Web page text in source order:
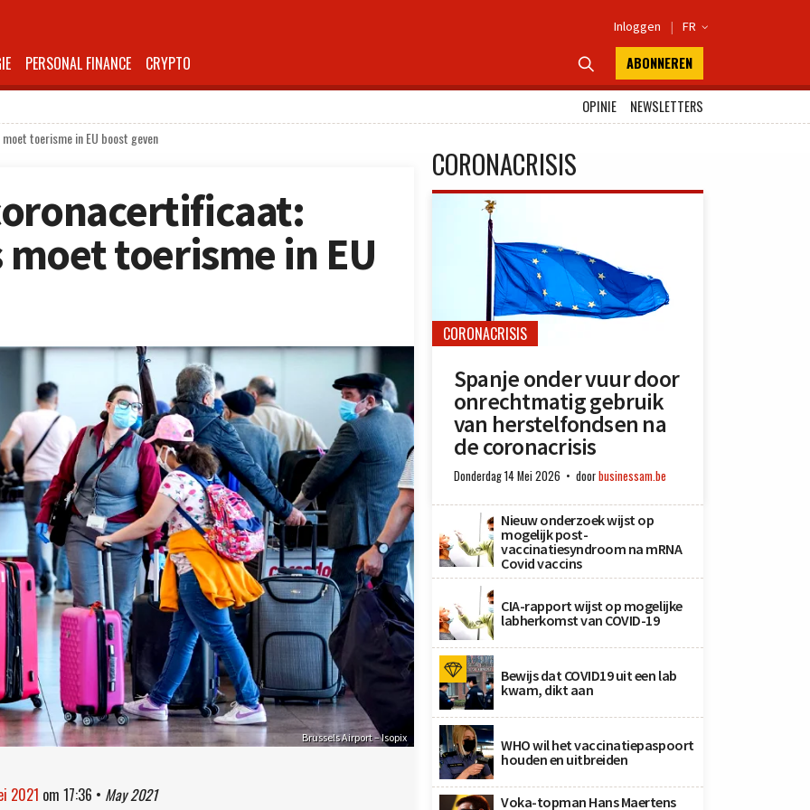
Inloggen | FR 
PERSONAL FINANCE CRYPTO  ABONNEREN
OPINIE
NEWSLETTERS
toerisme in EU boost geven
toerisme in EU
Brussels Airport – Isopix
2021 om 17:36 • May 2021
CORONACRISIS
CORONACRISIS
Spanje onder vuur door
onrechtmatig gebruik
van herstelfondsen na
de coronacrisis
Donderdag 14 Mei 2026 doorbusinessam.be
Nieuw onderzoek wijst op
mogelijk post-
vaccinatiesyndroom na mRNA
Covid vaccins
CIA-rapport wijst op mogelijke
labherkomst van COVID-19
Bewijs dat COVID19 uit een lab
kwam, dikt aan
WHO wil het vaccinatiepaspoort
houden en uitbreiden
Voka-topman Hans Maertens